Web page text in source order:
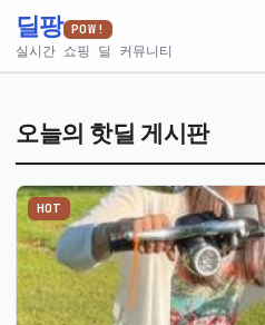
딜팡 POW!
실시간 쇼핑 딜 커뮤니티
오늘의 핫딜 게시판
HOT